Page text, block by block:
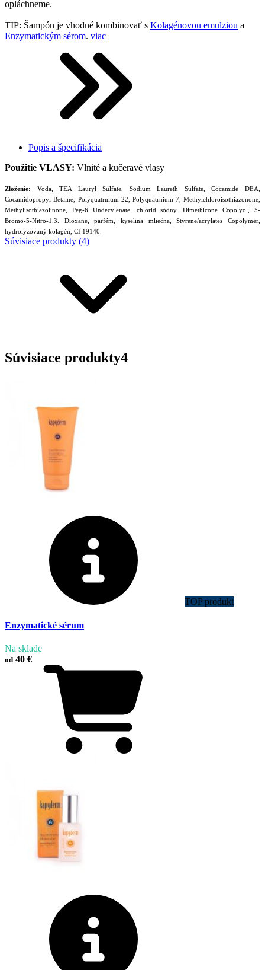
opláchneme.
TIP: Šampón je vhodné kombinovať s Kolagénovou emulziou a
Enzymatickým sérom. viac
Popis a špecifikácia
Použitie VLASY: Vlnité a kučeravé vlasy
Zloženie: Voda, TEA Lauryl Sulfate, Sodium Laureth Sulfate, Cocamide DEA,
Cocamidopropyl Betaine, Polyquatrnium-22, Polyquatrnium-7, Methylchloroisothiazonone,
Methylisothiazolinone, Peg-6 Undecylenate, chlorid sódny, Dimethicone Copolyol, 5-
Bromo-5-Nitro-1.3. Dioxane, parfém, kyselina mliečna, Styrene/acrylates Copolymer,
hydrolyzovaný kolagén, CI 19140.
Súvisiace produkty (4)
Súvisiace produkty4
TOP produkt
Enzymatické sérum
Na sklade
od 40 €